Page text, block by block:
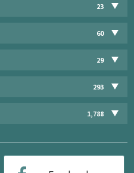
23
60
29
293
1,788